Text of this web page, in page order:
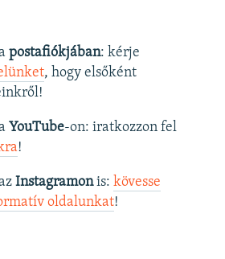
postafiókjában: kérje
, hogy elsőként
YouTube-on: iratkozzon fel
!
Instagramonis: kövesse
oldalunkat! ​